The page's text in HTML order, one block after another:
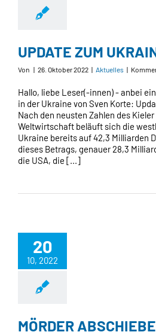
UPDATE ZUM
Von | 26. Oktober 2022 | Aktuelles |
Hallo, liebe Leser(-innen) - anbei
in der Ukraine von Sven Korte:
Nach den neusten Zahlen des
Weltwirtschaft beläuft sich die
Ukraine bereits auf 42,3 Milliarden
dieses Betrags, genauer 28,3
die USA, die [...]
20
10, 2022
MÖRDER